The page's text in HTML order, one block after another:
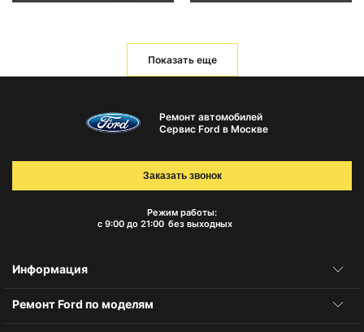
Показать еще
Ремонт автомобилей
Сервис Ford в Москве
Режим работы:
с 9:00 до 21:00 без выходных
Заказать звонок
Информация
Ремонт Ford по моделям